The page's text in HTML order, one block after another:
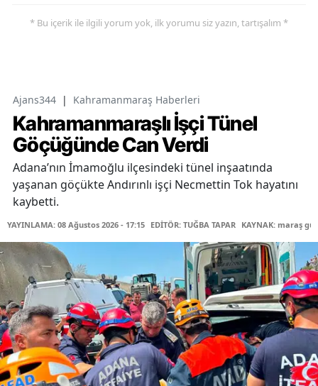
* Bu içerik ile ilgili yorum yok, ilk yorumu siz yazın, tartışalım *
Ajans344 | Kahramanmaraş Haberleri
Kahramanmaraşlı İşçi Tünel
Göçüğünde Can Verdi
Adana’nın İmamoğlu ilçesindeki tünel inşaatında
yaşanan göçükte Andırınlı işçi Necmettin Tok hayatını
kaybetti.
YAYINLAMA: 08 Ağustos 2026 - 17:15 EDİTÖR: TUĞBA TAPAR KAYNAK: maraş